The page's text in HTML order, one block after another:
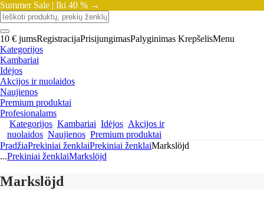
Summer Sale | Iki 40 % →
10 € jumsRegistracijaPrisijungimasPalyginimas KrepšelisMenu
Kategorijos
Kambariai
Idėjos
Akcijos ir nuolaidos
Naujienos
Premium produktai
Profesionalams
Kategorijos Kambariai Idėjos Akcijos ir
nuolaidos Naujienos Premium produktai
PradžiaPrekiniai ženklaiPrekiniai ženklaiMarkslöjd
...Prekiniai ženklaiMarkslöjd
Markslöjd